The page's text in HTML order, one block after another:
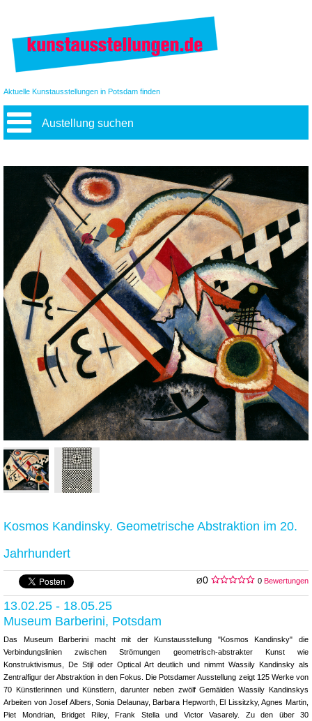
Aktuelle Kunstausstellungen in Potsdam finden
Austellung suchen
Kosmos Kandinsky. Geometrische Abstraktion im 20.
Jahrhundert
Ø0 0 Bewertungen
13.02.25 - 18.05.25
Museum Barberini, Potsdam
Das Museum Barberini macht mit der Kunstausstellung "Kosmos Kandinsky" die
Verbindungslinien zwischen Strömungen geometrisch-abstrakter Kunst wie
Konstruktivismus, De Stijl oder Optical Art deutlich und nimmt Wassily Kandinsky als
Zentralfigur der Abstraktion in den Fokus. Die Potsdamer Ausstellung zeigt 125 Werke von
70 Künstlerinnen und Künstlern, darunter neben zwölf Gemälden Wassily Kandinskys
Arbeiten von Josef Albers, Sonia Delaunay, Barbara Hepworth, El Lissitzky, Agnes Martin,
Piet Mondrian, Bridget Riley, Frank Stella und Victor Vasarely. Zu den über 30